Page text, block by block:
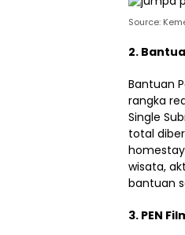
Source:
2.
Bantuan
rangka
Single
total
wisata,
bantuan
3. PEN